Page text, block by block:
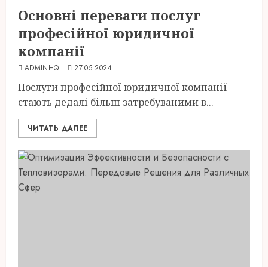
Основні переваги послуг
професійної юридичної
компанії
ADMINHQ 27.05.2024
Послуги професійної юридичної компанії
стають дедалі більш затребуваними в...
ЧИТАТЬ ДАЛЕЕ